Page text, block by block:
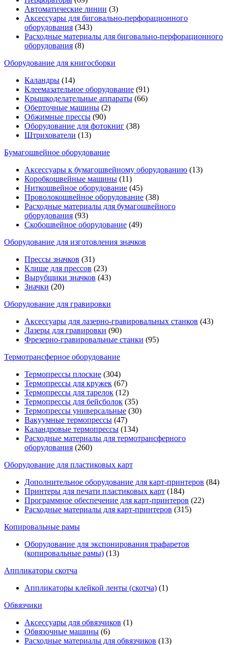
Автоматические линии (3)
Аксессуары для биговально-перфорационного
оборудования (343)
Расходные материалы для биговально-перфорационного
оборудования (8)
Оборудование для книгосборки
Каландры (14)
Клеемазательное оборудование (91)
Крышкоделательные аппараты (66)
Оберточные машины (2)
Обжимные прессы (90)
Оборудование для фотокниг (38)
Штрихователи (13)
Бумагошвейное оборудование
Аксессуары к бумагошвейному оборудованию (13)
Коробкошвейные машины (11)
Ниткошвейное оборудование (45)
Проволокошвейное оборудование (38)
Расходные материалы для бумагошвейного
оборудования (93)
Скобошвейное оборудование (49)
Оборудование для изготовления значков
Прессы значков (31)
Клише для прессов (23)
Вырубщики значков (43)
Значки (20)
Оборудование для гравировки
Аксессуары для лазерно-гравировальных станков (43)
Лазеры для гравировки (90)
Фрезерно-гравировальные станки (95)
Термотрансферное оборудование
Термопрессы плоские (304)
Термопрессы для кружек (67)
Термопрессы для тарелок (12)
Термопрессы для бейсболок (35)
Термопрессы универсальные (30)
Вакуумные термопрессы (47)
Каландровые термопрессы (134)
Расходные материалы для термотрансферного
оборудования (260)
Оборудование для пластиковых карт
Дополнительное оборудование для карт-принтеров (84)
Принтеры для печати пластиковых карт (184)
Программное обеспечение для карт-принтеров (22)
Расходные материалы для карт-принтеров (315)
Копировальные рамы
Оборудование для экспонирования трафаретов
(копировальные рамы) (13)
Аппликаторы скотча
Аппликаторы клейкой ленты (скотча) (1)
Обвязчики
Аксессуары для обвязчиков (1)
Обвязочные машины (6)
Расходные материалы для обвязчиков (13)